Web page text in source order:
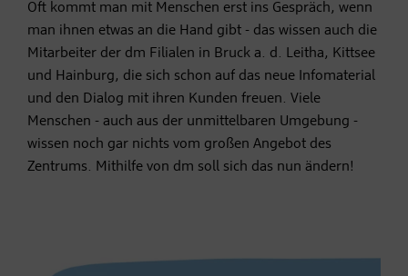
Oft kommt man mit Menschen erst ins Gespräch, wenn
man ihnen etwas an die Hand gibt - das wissen auch die
Mitarbeiter der dm Filialen in Bruck a. d. Leitha, Kittsee
und Hainburg, die sich schon auf das neue Infomaterial
und den Dialog mit ihren Kunden freuen. Viele
Menschen - auch aus der unmittelbaren Umgebung -
wissen noch gar nichts vom großen Angebot des
Zentrums. Mithilfe von dm soll sich das nun ändern!